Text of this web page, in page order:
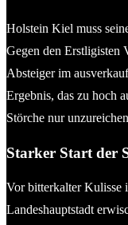
Holstein Kiel muss
Gegen den Erstligisten
Absteiger im
Ergebnis, das zu hoch
Störche nur
Starker Start der
Vor bitterkalter Kulisse
Landeshauptstadt